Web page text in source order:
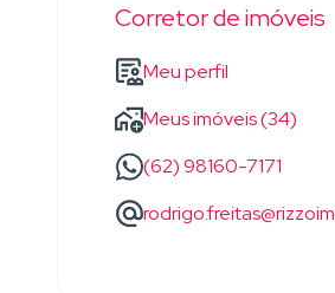
Corretor de imóveis
Meu perfil
Meus imóveis (34)
(62) 98160-7171